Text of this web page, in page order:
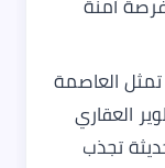
فرصة آمنة
تمثل العاصمة
العقاري
تجذب